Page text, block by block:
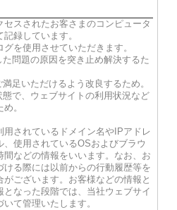
スされたお客さまのコンピュータ
録しています。
を使用させていただきます。
た問題の原因を突き止め解決するた
足いただけるよう改良するため。
態で、ウェブサイトの利用状況など
。
用されているドメイン名やIPアドレ
使用されているOSおよびブラウ
などの情報をいいます。なお、お
る際には以前からの行動履歴等を
ございます。お客様などの情報と
なった段階では、当社ウェブサイ
て管理いたします。